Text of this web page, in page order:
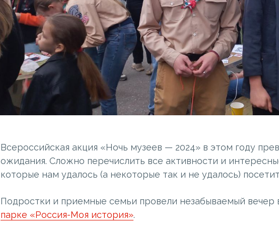
Всероссийская акция «Ночь музеев — 2024» в этом году
ожидания. Сложно перечислить все активности и
которые нам удалось (а некоторые так и не удалось)
Подростки и приемные семьи провели незабываемый вечер
парке «Россия-Моя история».